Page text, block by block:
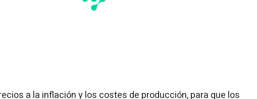
a la inflación y los costes de producción, para que los